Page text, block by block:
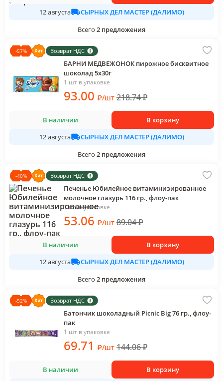
12 августа
СЫРНЫХ ДЕЛ МАСТЕР (ДАЛИМО)
Всего 2 предложения
-57% Возврат НДС
БАРНИ МЕДВЕЖОНОК пирожное бисквитное
шоколад 5х30г
1 шт в упаковке
93.00 ₽/шт 218.74₽
В наличии
В корзину
12 августа
СЫРНЫХ ДЕЛ МАСТЕР (ДАЛИМО)
Всего 2 предложения
-40% Возврат НДС
Печенье Юбилейное витаминизированное
молочное глазурь 116 гр., флоу-пак
1 шт в упаковке
53.06 ₽/шт 89.04₽
В наличии
В корзину
12 августа
СЫРНЫХ ДЕЛ МАСТЕР (ДАЛИМО)
Всего 2 предложения
-52% Возврат НДС
Батончик шоколадный Picnic Big 76 гр., флоу-
пак
1 шт в упаковке
69.71 ₽/шт 144.06₽
В наличии
В корзину